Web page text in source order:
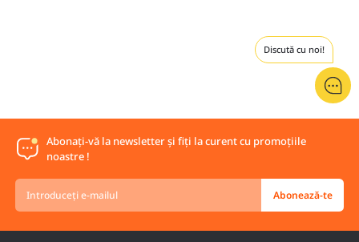
Discută cu noi!
Abonați-vă la newsletter și fiți la curent cu promoțiile
noastre !
Introduceți
mailul
Abonează-te